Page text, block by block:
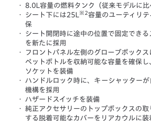
・
8.0L容量の燃料タンク（従来モデルに比
・
シート下には25L ※2 容量のユーティリ
保
・
シート開閉時に途中の位置で固定でき
を新たに採用
・
フロントパネル左側のグローブボック
ペットボトルを収納可能な容量を確保し
ソケットを装備
・
ハンドルロック時に、キーシャッターが
機構を採用
・
ハザードスイッチを装備
・
純正アクセサリーのトップボックスの取
する脱着可能なカバーをリアカウルに装